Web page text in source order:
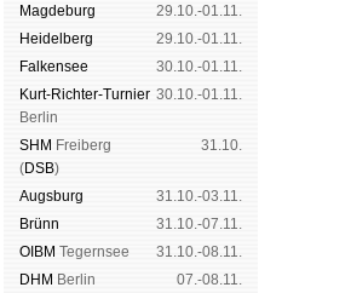
Mag­de­burg
29.10.-01.11.
Hei­del­berg
29.10.-01.11.
Fal­ken­see
30.10.-01.11.
Kurt-Rich­ter-Tur­nier
Ber­lin
30.10.-01.11.
SHM Frei­berg
(DSB)
31.10.
Augs­burg
31.10.-03.11.
Brünn
31.10.-07.11.
OIBM Tegern­see
31.10.-08.11.
DHM Ber­lin
07.-08.11.